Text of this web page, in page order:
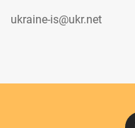
ukraine-is@ukr.net